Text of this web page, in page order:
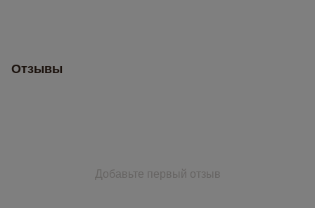
Отзывы
Добавьте первый отзыв